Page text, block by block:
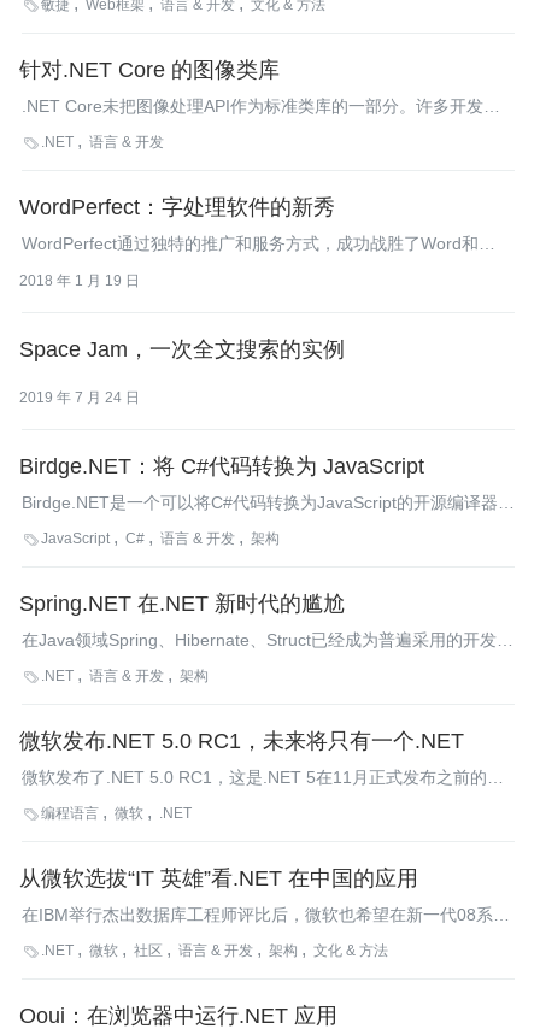
一个艰难的决定了。
敏捷 Web框架 语言 & 开发 文化 & 方法
针对.NET Core 的图像类库
.NET Core未把图像处理API作为标准类库的一部分。许多开发者
社区已经投身其中，去开发支持.NET Core的图像类库。
 .NET 语言 & 开发
WordPerfect：字处理软件的新秀
WordPerfect通过独特的推广和服务方式，成功战胜了Word和
2018 年 1 月 19 日
Space Jam，一次全文搜索的实例
2019 年 7 月 24 日
Birdge.NET：将 C#代码转换为 JavaScript
Birdge.NET是一个可以将C#代码转换为JavaScript的开源编译器，
由Object.NET于2015年5月推出。它允许开发者使用C#编写平台
JavaScript C# 语言 & 开发 架构
Spring.NET 在.NET 新时代的尴尬
在Java领域Spring、Hibernate、Struct已经成为普遍采用的开发框
架，04年开始Spring.NET也开始出现，并且沿用Java的方式
不就的尴尬感觉。
 .NET 语言 & 开发 架构
微软发布.NET 5.0 RC1，未来将只有一个.NET
微软发布了.NET 5.0 RC1，这是.NET 5在11月正式发布之前的第
一个“go-live”版本。
编程语言 微软 .NET
从微软选拔“IT 英雄”看.NET 在中国的应用
在IBM举行杰出数据库工程师评比后，微软也希望在新一代08系列
产品发布前通过“十大杰出IT英雄”的评比烘热.NET技术，通过候选
开发较多，而且主要集中在移动和办公自动化两个领域。
 .NET 微软 社区 语言 & 开发 架构 文化 & 方法
Ooui：在浏览器中运行.NET 应用